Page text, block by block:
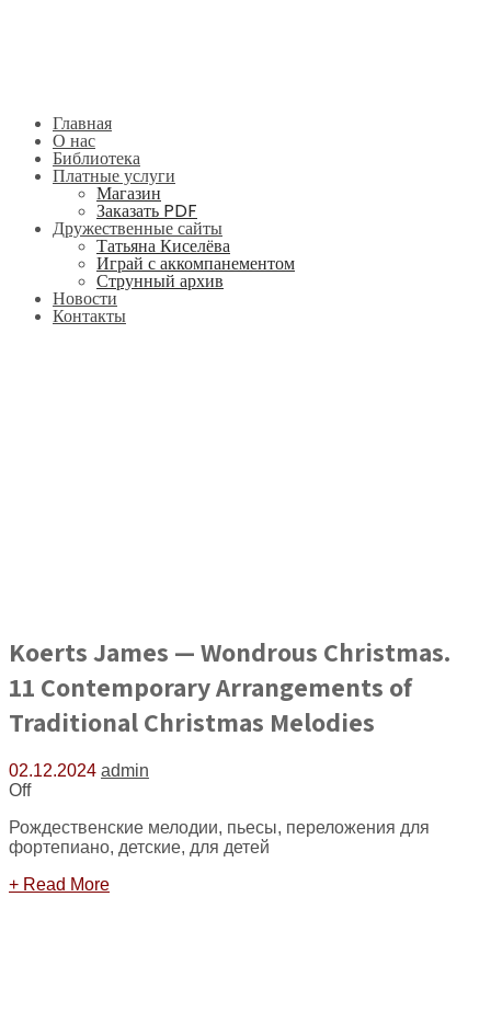
Главная
О нас
Библиотека
Платные услуги
Магазин
Заказать PDF
Дружественные сайты
Татьяна Киселёва
Играй с аккомпанементом
Струнный архив
Новости
Контакты
Koerts James — Wondrous Christmas.
11 Contemporary Arrangements of
Traditional Christmas Melodies
02.12.2024 admin
Off
Рождественские мелодии, пьесы, переложения для
фортепиано, детские, для детей
+ Read More